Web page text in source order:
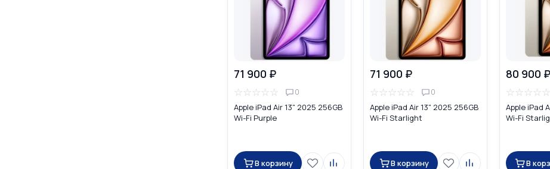
71 900 ₽
☆☆☆☆☆ 0
Apple iPad Air 13" 2025 256GB
Wi-Fi Purple
В корзину
71 900 ₽
☆☆☆☆☆ 0
Apple iPad Air 13" 2025 256GB
Wi-Fi Starlight
В корзину
80 900 ₽
☆☆☆☆☆
Apple iPad
Wi-Fi
В